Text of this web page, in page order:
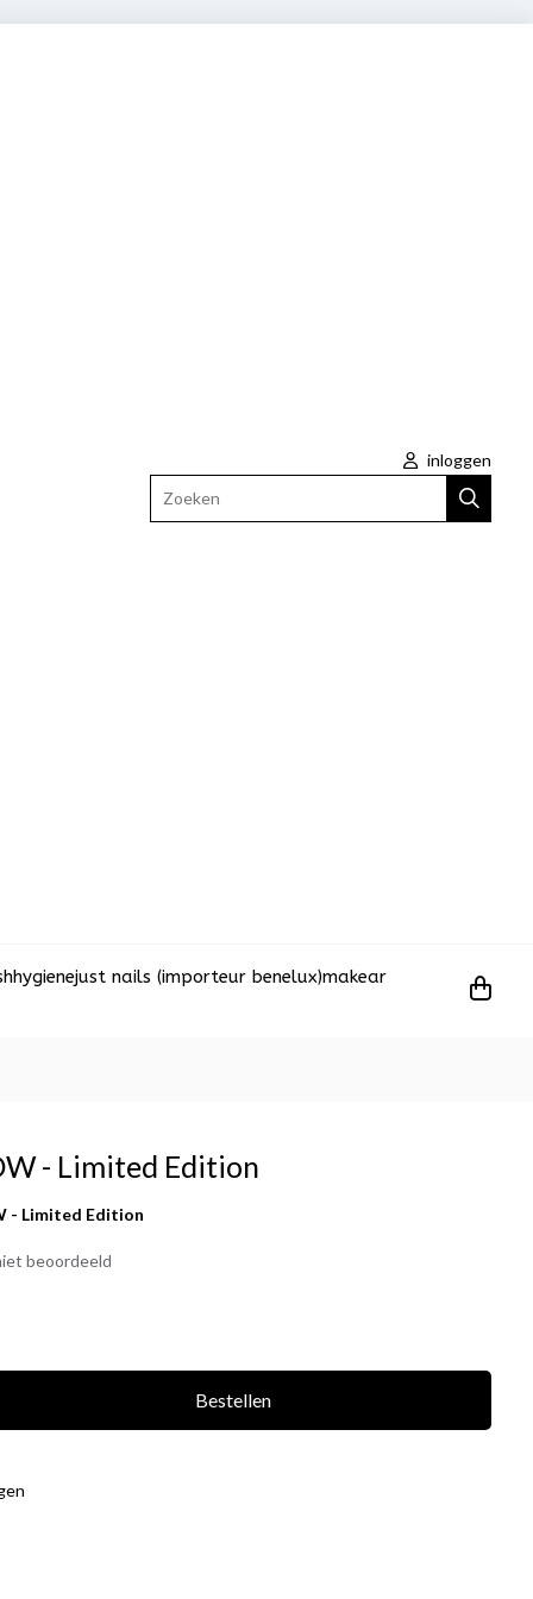
inloggen
hygienejust nails (importeur benelux)makear
- Limited Edition
- Limited Edition
beoordeeld
Bestellen